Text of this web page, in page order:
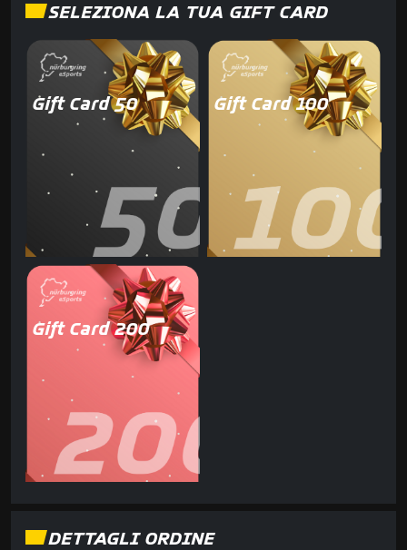
SELEZIONA LA TUA GIFT CARD
Gift Card 50 Gift Card 100
Gift Card 200
DETTAGLI ORDINE